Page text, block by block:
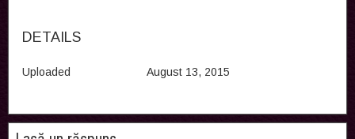
DETAILS
Uploaded August 13, 2015